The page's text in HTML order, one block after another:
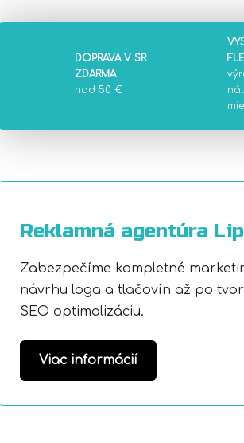
DOPRAVA V SR
ZDARMA
nad 50 €
Reklamná agentúra
Zabezpečíme kompletné
návrhu loga a tlačovín až po
SEO optimalizáciu.
Viac informácií